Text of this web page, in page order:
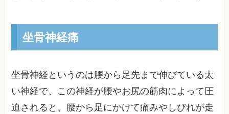
坐骨神経痛
坐骨神経というのは腰から足先まで伸びている太
い神経で、この神経が腰やお尻の筋肉によって圧
迫されると、腰から足にかけて痛みやしびれが走